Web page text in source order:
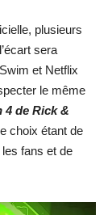
plusieurs
sera
et Netflix
le même
4 de Rick &
choix étant de
fans et de